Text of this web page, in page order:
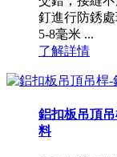
釘進行防銹
5-8毫米 ...
了解詳情
鋁扣板吊頂
料